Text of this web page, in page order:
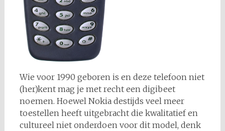
Wie voor 1990 geboren is en deze telefoon niet
(her)kent mag je met recht een digibeet
noemen. Hoewel Nokia destijds veel meer
toestellen heeft uitgebracht die kwalitatief en
cultureel niet onderdoen voor dit model, denk